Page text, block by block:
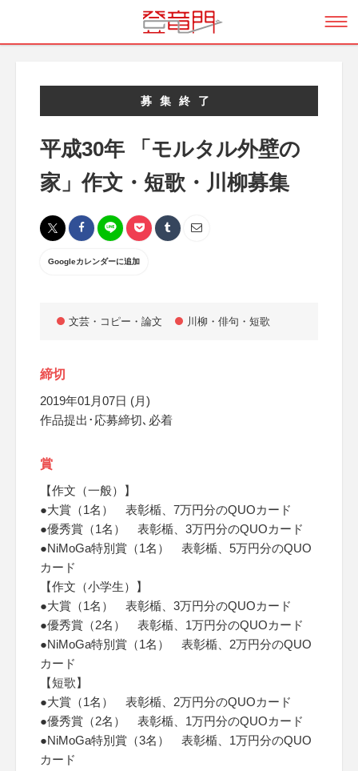
募集終了
平成30年 「モルタル外壁の
家」作文・短歌・川柳募集
Googleカレンダーに追加
文芸・コピー・論文 川柳・俳句・短歌
締切
2019年01月07日 (月)
作品提出･応募締切､必着
賞
【作文（一般）】
●大賞（1名） 表彰楯、7万円分のQUOカード
●優秀賞（1名） 表彰楯、3万円分のQUOカード
●NiMoGa特別賞（1名） 表彰楯、5万円分のQUO
カード
【作文（小学生）】
●大賞（1名） 表彰楯、3万円分のQUOカード
●優秀賞（2名） 表彰楯、1万円分のQUOカード
●NiMoGa特別賞（1名） 表彰楯、2万円分のQUO
カード
【短歌】
●大賞（1名） 表彰楯、2万円分のQUOカード
●優秀賞（2名） 表彰楯、1万円分のQUOカード
●NiMoGa特別賞（3名） 表彰楯、1万円分のQUO
カード